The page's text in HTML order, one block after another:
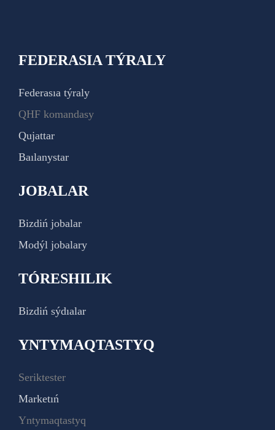
FEDERASIA TÝRALY
Federasıa týraly
QHF komandasy
Qujattar
Baılanystar
JOBALAR
Bizdiń jobalar
Modýl jobalary
TÓRESHILIK
Bizdiń sýdıalar
YNTYMAQTASTYQ
Seriktester
Marketıń
Yntymaqtastyq